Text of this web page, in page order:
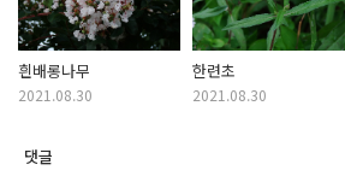
흰배롱나무
2021.08.30
한련초
2021.08.30
댓글